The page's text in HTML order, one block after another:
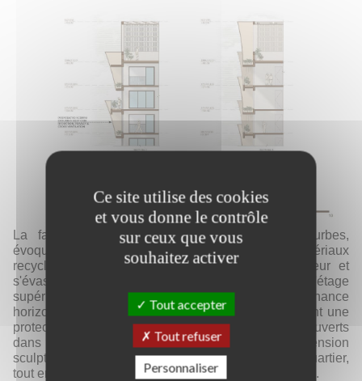
La façade se distingue par des éléments courbes,
évoquant des écailles composées à 80 % de matériaux
recyclés, qui forment un écran au niveau inférieur et
s'évasent vers le haut pour créer un balcon à l'étage
supérieur. Ces écrans incurvés, disposés en alternance
horizontale et verticale le long du bâtiment, assurent une
protection thermique, créent des espaces verts ouverts
dans chaque pièce et confèrent à l'édifice une dimension
sculpturale qui en fait un nouveau repère dans le quartier,
tout en respectant le patrimoine architectural régional.
Ce site utilise des cookies
et vous donne le contrôle
sur ceux que vous
souhaitez activer
Tout accepter
Tout refuser
Personnaliser